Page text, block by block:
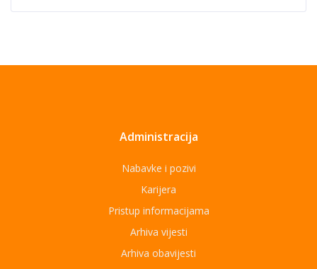
Administracija
Nabavke i pozivi
Karijera
Pristup informacijama
Arhiva vijesti
Arhiva obavijesti